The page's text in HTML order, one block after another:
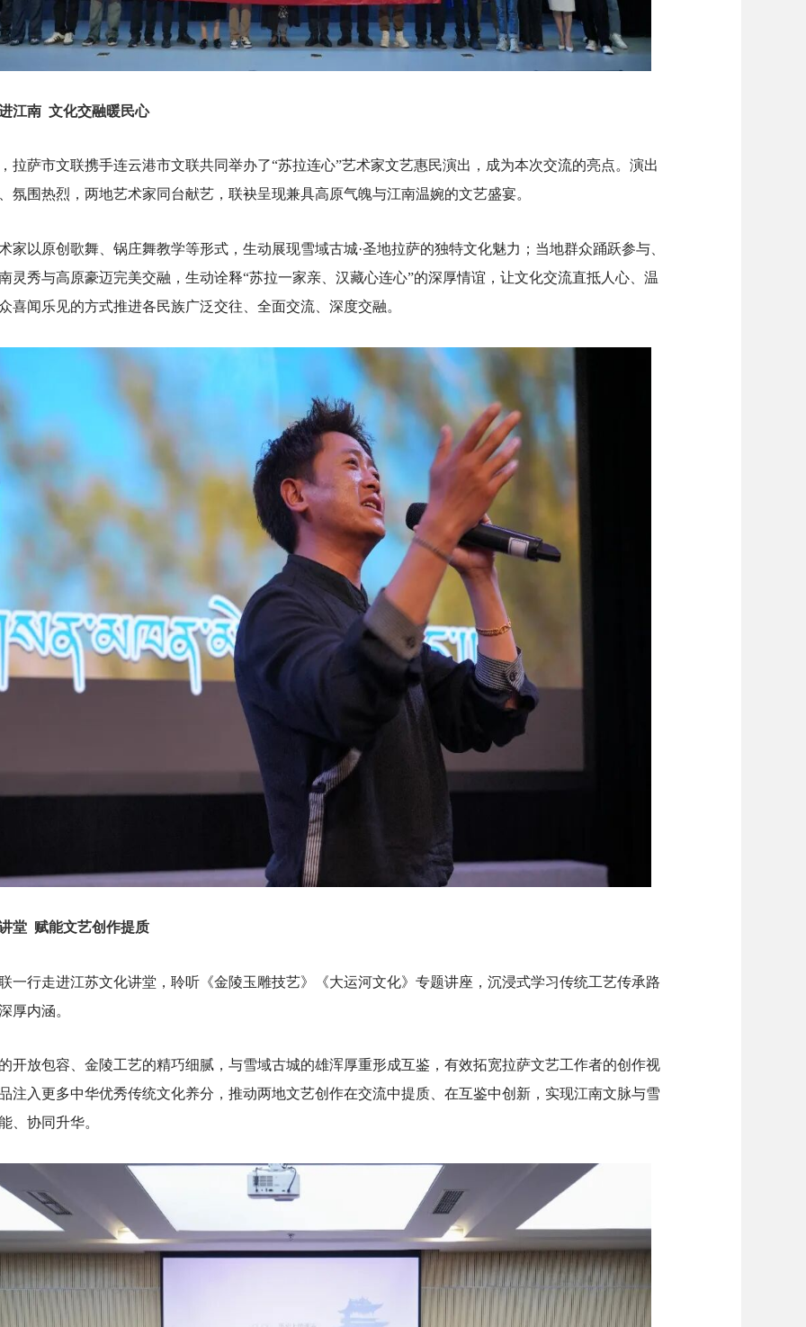
江南 文化交融暖民心
拉萨市文联携手连云港市文联共同举办了“苏拉连心”艺术家文艺惠民演出，成为本次交流的亮点。演出
氛围热烈，两地艺术家同台献艺，联袂呈现兼具高原气魄与江南温婉的文艺盛宴。
家以原创歌舞、锅庄舞教学等形式，生动展现雪域古城·圣地拉萨的独特文化魅力；当地群众踊跃参与、
灵秀与高原豪迈完美交融，生动诠释“苏拉一家亲、汉藏心连心”的深厚情谊，让文化交流直抵人心、温
喜闻乐见的方式推进各民族广泛交往、全面交流、深度交融。
堂 赋能文艺创作提质
一行走进江苏文化讲堂，聆听《金陵玉雕技艺》《大运河文化》专题讲座，沉浸式学习传统工艺传承路
厚内涵。
开放包容、金陵工艺的精巧细腻，与雪域古城的雄浑厚重形成互鉴，有效拓宽拉萨文艺工作者的创作视
注入更多中华优秀传统文化养分，推动两地文艺创作在交流中提质、在互鉴中创新，实现江南文脉与雪
、协同升华。